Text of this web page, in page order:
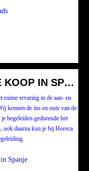
KOOP IN
ruime ervaring in de aan- en
kennen de ins en outs van de
begeleiden gedurende het
ook daarna kun je bij Horeca
Spanje